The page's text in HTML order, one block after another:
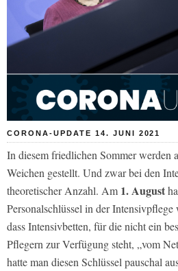
CORONA-UPDATE 14. JUNI 2021
In diesem friedlichen Sommer werden
Weichen gestellt. Und zwar bei den
theoretischer Anzahl. Am 1. August
Personalschlüssel in der
dass Intensivbetten, für die nicht ein
Pflegern zur Verfügung steht, „vom
hatte man diesen Schlüssel pauschal